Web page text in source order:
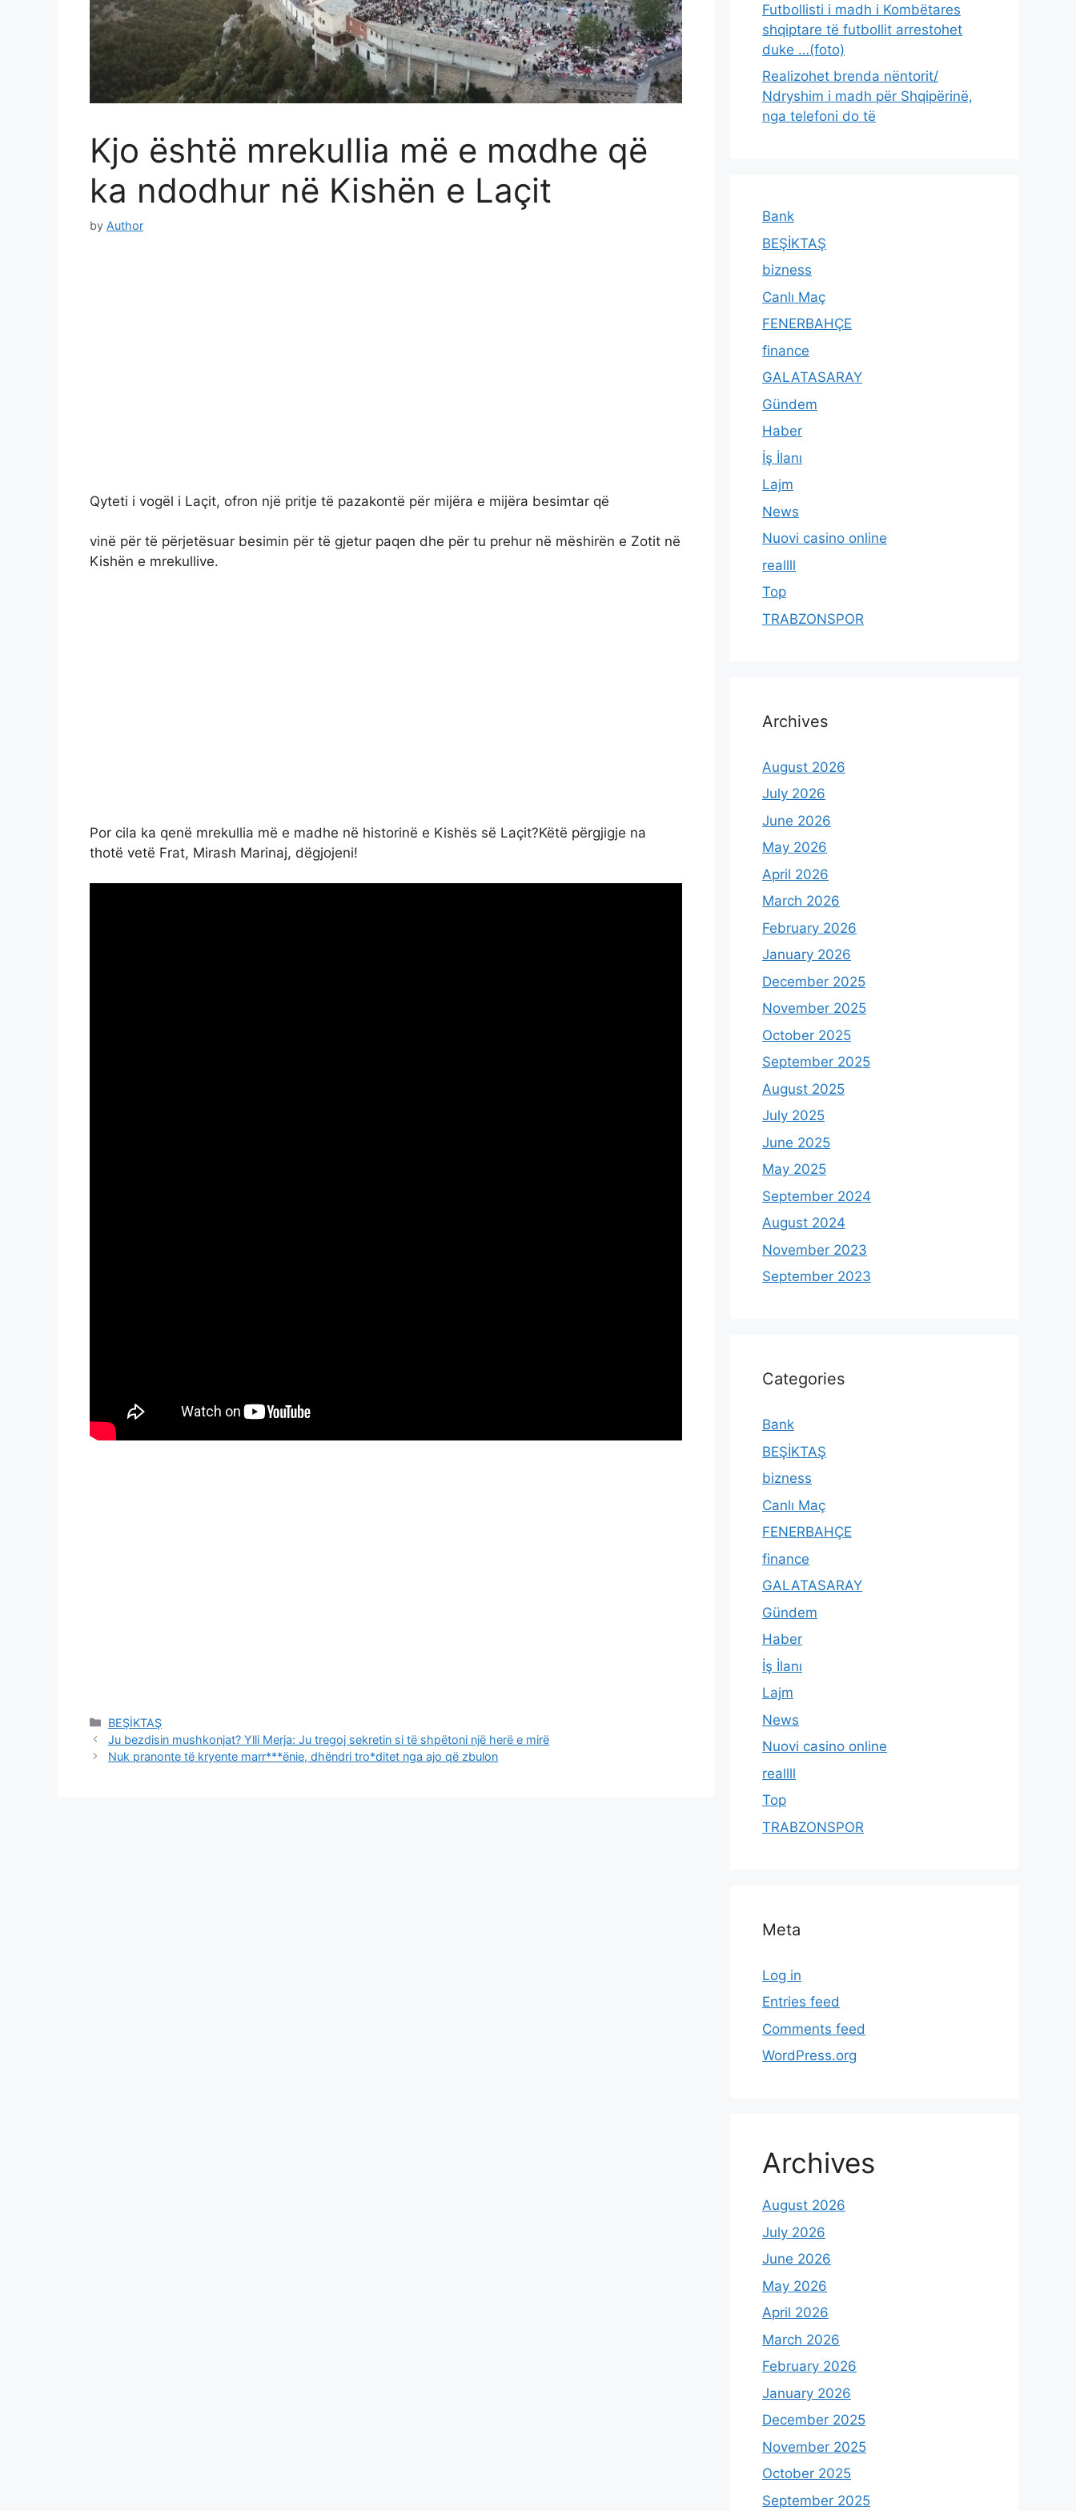
Kjo është mrekuΙΙia më e mαdhe që
ka ndοdhur në Kishën e Laçit
by Author
Qyteti i vogël i Laçit, ofron një pritje të pazakontë për mijëra e mijëra besimtar që
vinë për të përjetësuar besimin për të gjetur paqen dhe për tu prehur në mëshirën e Zotit në
Kishën e mrekullive.
Por cila ka qenë mrekullia më e madhe në historinë e Kishës së Laçit?Këtë përgjigje na
thotë vetë Frat, Mirash Marinaj, dëgjojeni!
Categories
BEŞİKTAŞ
Ju bezdisin mushkonjat? Ylli Merja: Ju tregoj sekretin si të shpëtoni një herë e mirë
Nuk pranonte të kryente marr***ënie, dhëndri tro*ditet nga ajo që zbulon
Futbollisti i madh i Kombëtares
shqiptare të futbollit arrestohet
duke …(foto)
Realizohet brenda nëntorit/
Ndryshim i madh për Shqipërinë,
nga telefoni do të
Bank
BEŞİKTAŞ
bizness
Canlı Maç
FENERBAHÇE
finance
GALATASARAY
Gündem
Haber
İş İlanı
Lajm
News
Nuovi casino online
reallll
Top
TRABZONSPOR
Archives
August 2026
July 2026
June 2026
May 2026
April 2026
March 2026
February 2026
January 2026
December 2025
November 2025
October 2025
September 2025
August 2025
July 2025
June 2025
May 2025
September 2024
August 2024
November 2023
September 2023
Categories
Bank
BEŞİKTAŞ
bizness
Canlı Maç
FENERBAHÇE
finance
GALATASARAY
Gündem
Haber
İş İlanı
Lajm
News
Nuovi casino online
reallll
Top
TRABZONSPOR
Meta
Log in
Entries feed
Comments feed
WordPress.org
Archives
August 2026
July 2026
June 2026
May 2026
April 2026
March 2026
February 2026
January 2026
December 2025
November 2025
October 2025
September 2025